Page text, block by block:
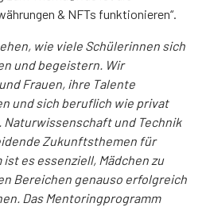
& NFTs funktionieren“.
wie viele Schülerinnen sich
und begeistern. Wir
Frauen, ihre Talente
und sich beruflich wie privat
Naturwissenschaft und Technik
Zukunftsthemen für
es essenziell, Mädchen zu
Bereichen genauso erfolgreich
Das Mentoringprogramm